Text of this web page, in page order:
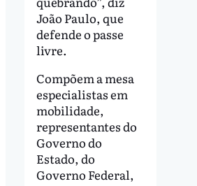
João Paulo, que
defende o passe
livre.
Compõem a mesa
especialistas em
mobilidade,
representantes do
Governo do
Estado, do
Governo Federal,